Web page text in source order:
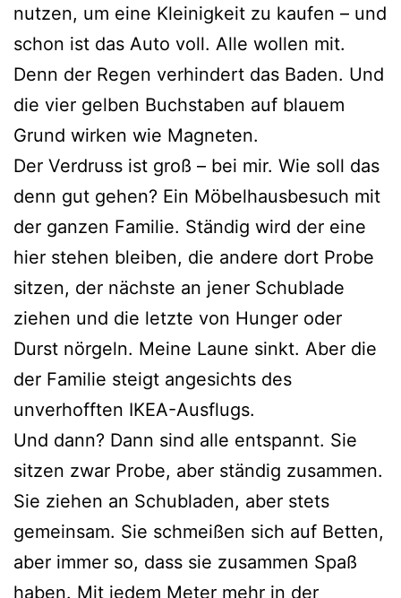
nutzen, um eine Kleinigkeit zu kaufen – und
schon ist das Auto voll. Alle wollen mit.
Denn der Regen verhindert das Baden. Und
die vier gelben Buchstaben auf blauem
Grund wirken wie Magneten.
Der Verdruss ist groß – bei mir. Wie soll das
denn gut gehen? Ein Möbelhausbesuch mit
der ganzen Familie. Ständig wird der eine
hier stehen bleiben, die andere dort Probe
sitzen, der nächste an jener Schublade
ziehen und die letzte von Hunger oder
Durst nörgeln. Meine Laune sinkt. Aber die
der Familie steigt angesichts des
unverhofften IKEA-Ausflugs.
Und dann? Dann sind alle entspannt. Sie
sitzen zwar Probe, aber ständig zusammen.
Sie ziehen an Schubladen, aber stets
gemeinsam. Sie schmeißen sich auf Betten,
aber immer so, dass sie zusammen Spaß
haben. Mit jedem Meter mehr in der